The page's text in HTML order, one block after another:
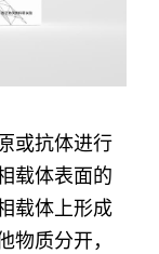
或抗体进行
载体表面的
载体上形成
物质分开，